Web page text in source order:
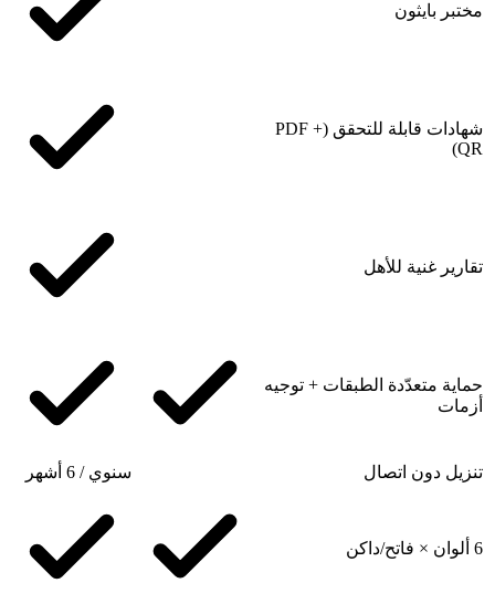
مختبر بايثون
شهادات قابلة للتحقق (PDF +
QR)
تقارير غنية للأهل
حماية متعدّدة الطبقات + توجيه
أزمات
تنزيل دون اتصال سنوي / 6 أشهر
6 ألوان × فاتح/داكن